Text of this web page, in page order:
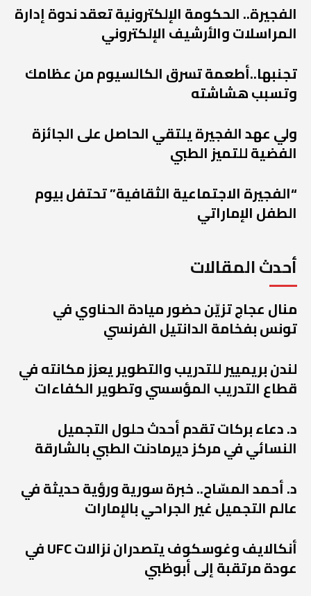
الفجيرة.. الحكومة الإلكترونية تعقد ندوة إدارة
المراسلات والأرشيف الإلكتروني
تجنبها..أطعمة تسرق الكالسيوم من عظامك
وتسبب هشاشته
ولي عهد الفجيرة يلتقي الحاصل على الجائزة
الفضية للتميز الطبي
“الفجيرة الاجتماعية الثقافية” تحتفل بيوم
الطفل الإماراتي
أحدث المقالات
منال عجاج تزيّن حضور ميادة الحناوي في
تونس بفخامة الدانتيل الفرنسي
لندن بريميير للتدريب والتطوير يعزز مكانته في
قطاع التدريب المؤسسي وتطوير الكفاءات
د. دعاء بركات تقدم أحدث حلول التجميل
النسائي في مركز ديرمادنت الطبي بالشارقة
د. أحمد المسّاح.. خبرة سورية ورؤية حديثة في
عالم التجميل غير الجراحي بالإمارات
أنكالايف وغوسكوف يتصدران نزالات UFC في
عودة مرتقبة إلى أبوظبي